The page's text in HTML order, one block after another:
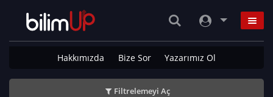
Hakkımızda Bize Sor Yazarımız Ol
Filtrelemeyi Aç